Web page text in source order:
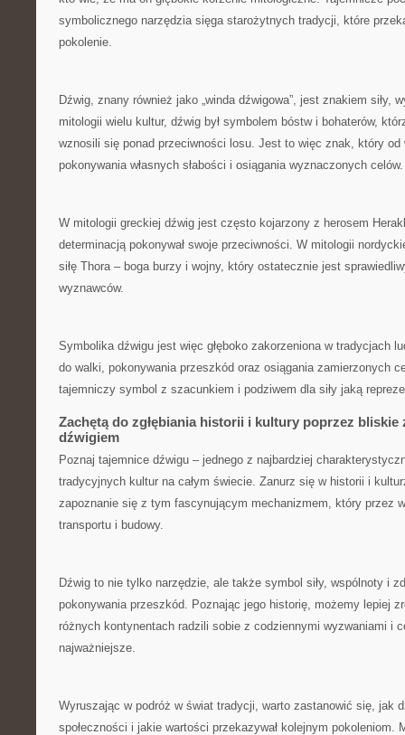
symbolicznego ‌narzędzia sięga starożytnych tradycji, które
pokolenie.
Dźwig,‍ znany również jako „winda dźwigowa”, jest znakiem siły,
‌mitologii wielu kultur, dźwig⁣ był⁣ symbolem bóstw i ⁣bohaterów,
wznosili się ponad przeciwności losu. Jest to więc znak, który od
pokonywania własnych słabości i osiągania wyznaczonych celów.
W mitologii greckiej⁤ dźwig jest⁣ często‍ kojarzony z herosem
determinacją pokonywał swoje ⁣przeciwności. ‌W mitologii
‌siłę Thora – boga‌ burzy i wojny, który ostatecznie jest
wyznawców.
Symbolika dźwigu jest więc głęboko zakorzeniona w tradycjach
do walki, pokonywania przeszkód⁣ oraz osiągania ⁤zamierzonych
tajemniczy symbol​ z szacunkiem i ⁣podziwem dla siły jaką‌
Zachętą do zgłębiania historii i kultury poprzez ⁤bliskie‌
dźwigiem
Poznaj‌ tajemnice dźwigu – jednego z najbardziej
tradycyjnych kultur na ​całym świecie. Zanurz się w historii i
zapoznanie się z tym fascynującym ⁤mechanizmem, który przez
transportu i budowy.
Dźwig to nie tylko narzędzie, ale także ​symbol siły, wspólnoty i
pokonywania przeszkód. Poznając jego historię, możemy lepiej
różnych kontynentach radzili sobie z codziennymi wyzwaniami i
najważniejsze.
Wyruszając w podróż w świat tradycji,⁣ warto zastanowić się, jak
społeczności i jakie wartości przekazywał kolejnym⁤ pokoleniom.